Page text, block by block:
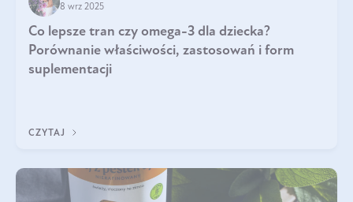
8 wrz 2025
Co lepsze tran czy omega-3 dla dziecka?
Porównanie właściwości, zastosowań i form
suplementacji
CZYTAJ